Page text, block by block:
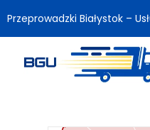
Przeprowadzki Białystok –